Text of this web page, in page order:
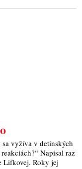
vyžíva v detinských
Napísal raz
Lifkovej. Roky jej